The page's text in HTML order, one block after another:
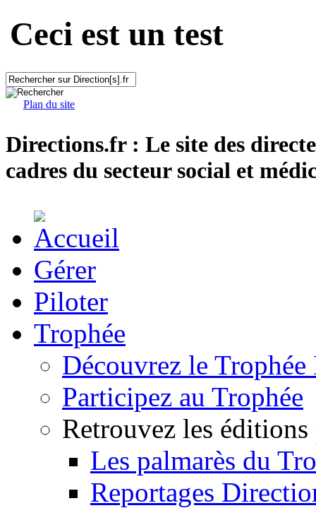
Ceci est un test
Plan du site
Directions.fr : Le site des
cadres du secteur social et
Gérer
Piloter
Trophée
Découvrez le
Participez au Trophée
Retrouvez les éditions
Les palmarès du
Reportages